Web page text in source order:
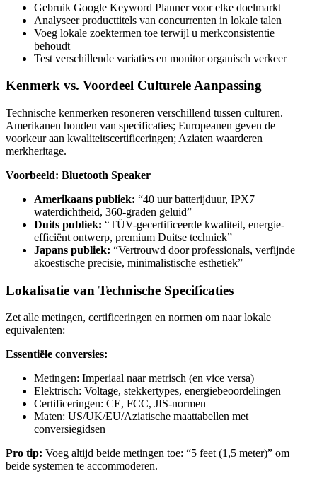
Gebruik Google Keyword Planner voor elke doelmarkt
Analyseer producttitels van concurrenten in lokale talen
Voeg lokale zoektermen toe terwijl u merkconsistentie
behoudt
Test verschillende variaties en monitor organisch verkeer
Kenmerk vs. Voordeel Culturele Aanpassing
Technische kenmerken resoneren verschillend tussen culturen.
Amerikanen houden van specificaties; Europeanen geven de
voorkeur aan kwaliteitscertificeringen; Aziaten waarderen
merkheritage.
Voorbeeld: Bluetooth Speaker
Amerikaans publiek: “40 uur batterijduur, IPX7
waterdichtheid, 360-graden geluid”
Duits publiek: “TÜV-gecertificeerde kwaliteit, energie-
efficiënt ontwerp, premium Duitse techniek”
Japans publiek: “Vertrouwd door professionals, verfijnde
akoestische precisie, minimalistische esthetiek”
Lokalisatie van Technische Specificaties
Zet alle metingen, certificeringen en normen om naar lokale
equivalenten:
Essentiële conversies:
Metingen: Imperiaal naar metrisch (en vice versa)
Elektrisch: Voltage, stekkertypes, energiebeoordelingen
Certificeringen: CE, FCC, JIS-normen
Maten: US/UK/EU/Aziatische maattabellen met
conversiegidsen
Pro tip: Voeg altijd beide metingen toe: “5 feet (1,5 meter)” om
beide systemen te accommoderen.